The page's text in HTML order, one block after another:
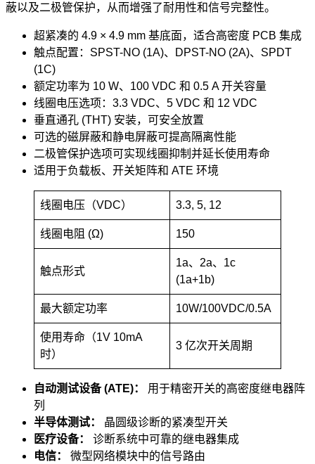
蔽以及二极管保护，从而增强了耐用性和信号完整性。
超紧凑的 4.9 × 4.9 mm 基底面，适合高密度 PCB 集成
触点配置：SPST-NO (1A)、DPST-NO (2A)、SPDT
(1C)
额定功率为 10 W、100 VDC 和 0.5 A 开关容量
线圈电压选项：3.3 VDC、5 VDC 和 12 VDC
垂直通孔 (THT) 安装，可安全放置
可选的磁屏蔽和静电屏蔽可提高隔离性能
二极管保护选项可实现线圈抑制并延长使用寿命
适用于负载板、开关矩阵和 ATE 环境
线圈电压（VDC） 3.3, 5, 12
线圈电阻 (Ω) 150
触点形式
1a、2a、1c
(1a+1b)
最大额定功率 10W/100VDC/0.5A
使用寿命（1V 10mA
时）
3 亿次开关周期
自动测试设备 (ATE)： 用于精密开关的高密度继电器阵
列
半导体测试： 晶圆级诊断的紧凑型开关
医疗设备： 诊断系统中可靠的继电器集成
电信： 微型网络模块中的信号路由